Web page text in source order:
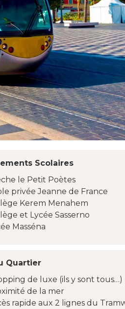
Scolaires
le Petit Poètes
privée Jeanne de France
Kerem Menahem
et Lycée Sasserno
Masséna
Quartier
de luxe (ils y sont tous…)
de la mer
rapide aux 2 lignes du